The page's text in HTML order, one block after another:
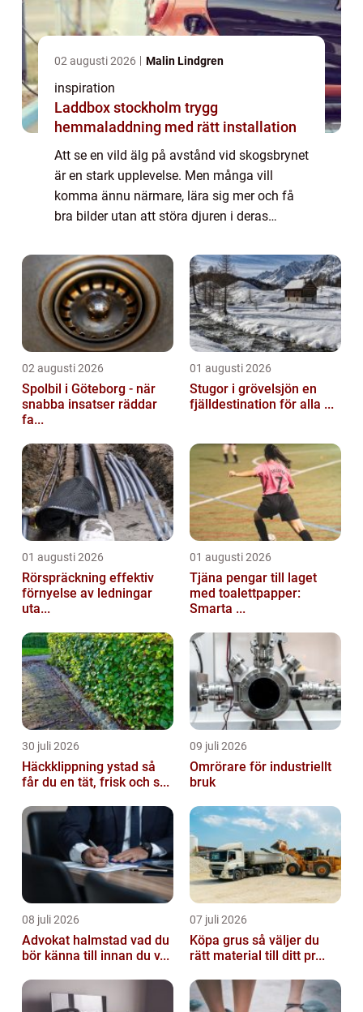
02 augusti 2026 Malin Lindgren
inspiration
Laddbox stockholm trygg
hemmaladdning med rätt installation
Att se en vild älg på avstånd vid skogsbrynet
är en stark upplevelse. Men många vill
komma ännu närmare, lära sig mer och få
bra bilder utan att störa djuren i deras
just den möjligheten. Här möter besökare ...
02 augusti 2026
Spolbil i Göteborg - när
snabba insatser räddar
fa...
01 augusti 2026
Stugor i grövelsjön en
fjälldestination för alla ...
01 augusti 2026
Rörspräckning effektiv
förnyelse av ledningar
uta...
01 augusti 2026
Tjäna pengar till laget
med toalettpapper:
Smarta ...
30 juli 2026
Häckklippning ystad så
får du en tät, frisk och s...
09 juli 2026
Omrörare för industriellt
bruk
08 juli 2026
Advokat halmstad vad du
bör känna till innan du v...
07 juli 2026
Köpa grus så väljer du
rätt material till ditt pr...